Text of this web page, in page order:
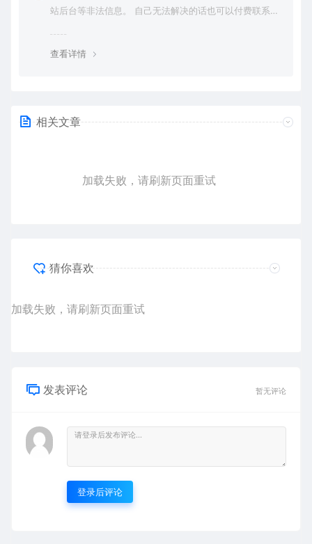
站后台等非法信息。 自己无法解决的话也可以付费联系站
查看详情
相关文章
加载失败，请刷新页面重试
猜你喜欢
加载失败，请刷新页面重试
发表评论 暂无评论
登录后评论